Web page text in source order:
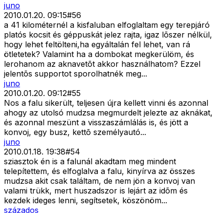
juno
2010.01.20. 09:15#56
a 41 kilométernél a kisfaluban elfoglaltam egy terepjáró
platós kocsit és géppuskát jelez rajta, igaz lõszer nélkül,
hogy lehet feltölteni,ha egyáltalán fel lehet, van rá
ötletetek? Valamint ha a dombokat megkerülöm, és
lerohanom az aknavetõt akkor használhatom? Ezzel
jelentõs supportot sporolhatnék meg...
juno
2010.01.20. 09:12#55
Nos a falu sikerült, teljesen újra kellett vinni és azonnal
ahogy az utolsó mudzsa megmurdelt jelezte az aknákat,
és azonnal meszünt a visszaszámlálás is, és jött a
konvoj, egy busz, kettõ személyautó...
juno
2010.01.18. 19:38#54
sziasztok én is a falunál akadtam meg mindent
telepítettem, és elfoglalva a falu, kinyírva az összes
mudzsa akit csak találtam, de nem jön a konvoj van
valami trükk, mert huszadszor is lejárt az idõm és
kezdek ideges lenni, segítsetek, köszönöm...
százados